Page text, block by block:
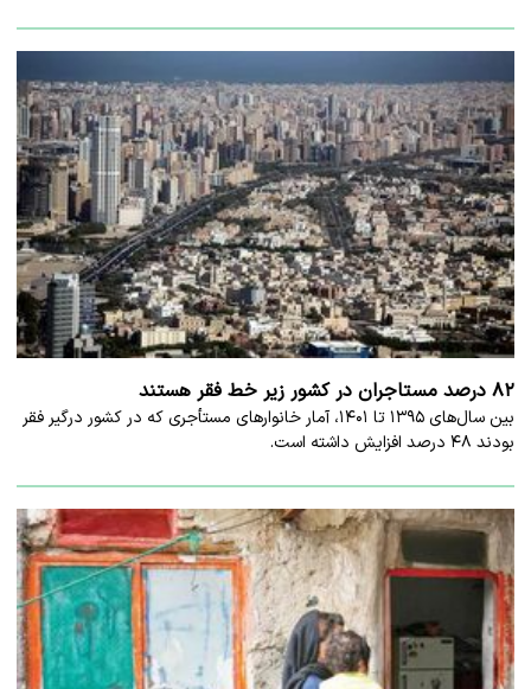
۸۲ درصد مستاجران در کشور زیر خط فقر هستند
بین سال‌های ۱۳۹۵ تا ۱۴۰۱، آمار خانوار‌های مستأجری که در کشور درگیر فقر
بودند ۴۸ درصد افزایش داشته است.